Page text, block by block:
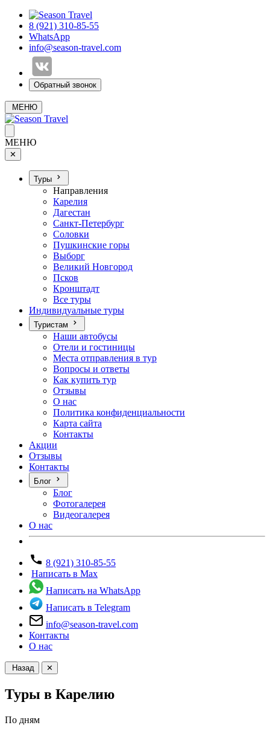
8 (921) 310-85-55
WhatsApp
info@season-travel.com
Обратный звонок
МЕНЮ
МЕНЮ
✕
Туры
Направления
Карелия
Дагестан
Санкт-Петербург
Соловки
Пушкинские горы
Выборг
Великий Новгород
Псков
Кронштадт
Все туры
Индивидуальные туры
Туристам
Наши автобусы
Отели и гостиницы
Места отправления в тур
Вопросы и ответы
Как купить тур
Отзывы
О нас
Политика конфиденциальности
Карта сайта
Контакты
Акции
Отзывы
Контакты
Блог
Блог
Фотогалерея
Видеогалерея
О нас
8 (921) 310-85-55
Написать в Max
Написать на WhatsApp
Написать в Telegram
info@season-travel.com
Контакты
О нас
Назад ✕
Туры в Карелию
По дням